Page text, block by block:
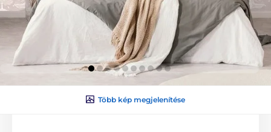
Több kép megjelenítése